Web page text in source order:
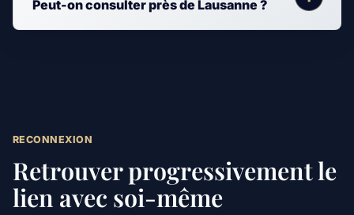
Peut-on consulter près de Lausanne ?
RECONNEXION
Retrouver progressivement le
lien avec soi-même